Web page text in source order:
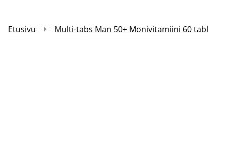
Etusivu Multi-tabs Man 50+ Monivitamiini 60 tabl